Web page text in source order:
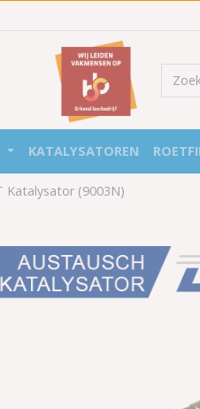
KATALYSATOREN
Katalysator (9003N)